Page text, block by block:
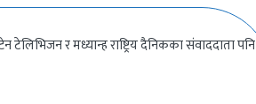
र मध्यान्ह राष्ट्रिय दैनिकका संवाददाता पनि